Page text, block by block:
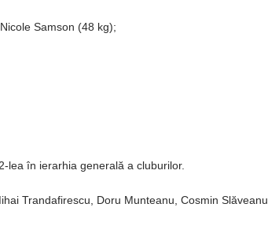
Samson (48 kg);
lea în ierarhia generală a cluburilor.
Trandafirescu, Doru Munteanu, Cosmin Slăveanu,